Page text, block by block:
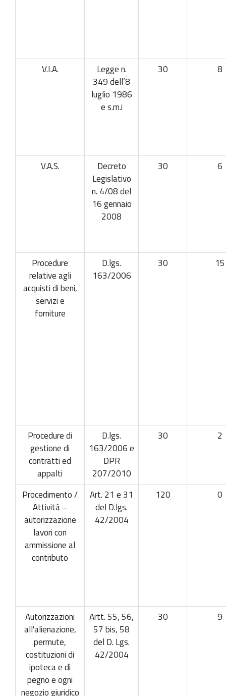
V.I.A.
Legge n.
349 dell’8
luglio 1986
e s.m.i
30 8
V.A.S.
Decreto
Legislativo
n. 4/08 del
16 gennaio
2008
30 6
Procedure
relative agli
acquisti di beni,
servizi e
forniture
D.lgs.
163/2006
30 15
Procedure di
gestione di
contratti ed
appalti
D.lgs.
163/2006 e
DPR
207/2010
30 2
Procedimento /
Attività –
autorizzazione
lavori con
ammissione al
contributo
Art. 21 e 31
del D.lgs.
42/2004
120 0
Autorizzazioni
all'alienazione,
permute,
costituzioni di
ipoteca e di
pegno e ogni
negozio giuridico
Artt. 55, 56,
57 bis, 58
del D. Lgs.
42/2004
30 9